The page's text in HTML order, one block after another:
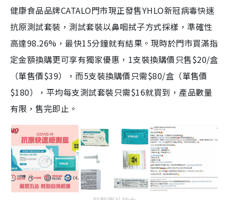
健康食品品牌CATALO門市現正發售YHLO新冠病毒快速
抗原測試套裝，測試套裝以鼻咽拭子方式採樣，準確性
高達98.26%，最快15分鐘就有結果。現時於門市買滿指
定金額換購更可享有獨家優惠，1支裝換購價只售$20/盒
（單售價$39），而5支裝換購價只需$80/盒（單售價
$180），平均每支測試套裝只需$16就買到，產品數量
有限，售完即止。